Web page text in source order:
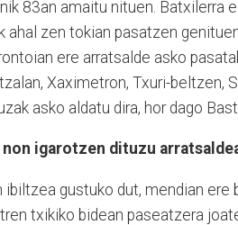
83an amaitu nituen. Batxilerra
ahal zen tokian pasatzen
ere arratsalde asko
Xaximetron, Txuri-beltzen,
asko aldatu dira, hor dago
non igarotzen dituzu
ibiltzea gustuko dut, mendian ere
txikiko bidean paseatzera